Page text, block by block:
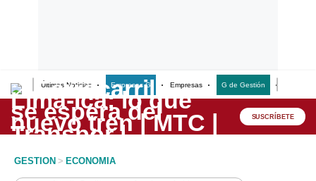
Últimas Noticias Empresas G Empresas G de Gestión
Lo último
Peru Quiosco SUSCRÍBETE
GESTION > ECONOMIA